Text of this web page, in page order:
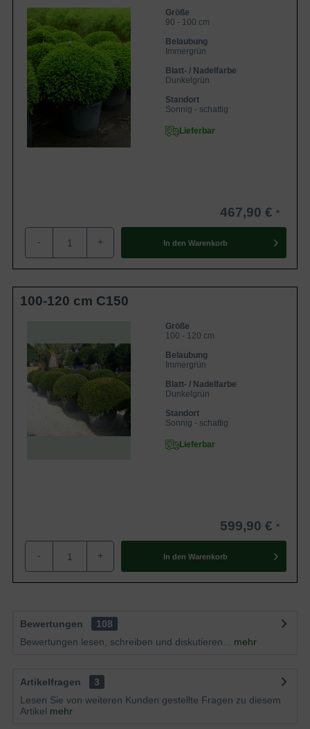
Größe
90 - 100 cm
Belaubung
Immergrün
Blatt- / Nadelfarbe
Dunkelgrün
Standort
Sonnig - schattig
Lieferbar
467,90 €
- + In den Warenkorb
100-120 cm C150
Größe
100 - 120 cm
Belaubung
Immergrün
Blatt- / Nadelfarbe
Dunkelgrün
Standort
Sonnig - schattig
Lieferbar
599,90 €
- + In den Warenkorb
Bewertungen
108
Bewertungen lesen, schreiben und diskutieren...
mehr
Artikelfragen
3
Lesen Sie von weiteren Kunden gestellte Fragen zu diesem
Artikel mehr